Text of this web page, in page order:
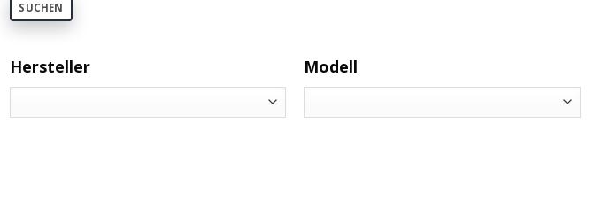
SUCHEN
Hersteller Modell